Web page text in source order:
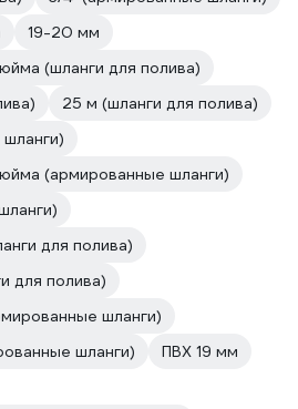
19-20 мм
(шланги для полива)
25 м (шланги для полива)
(армированные шланги)
для полива)
для полива)
шланги)
шланги)
ПВХ 19 мм